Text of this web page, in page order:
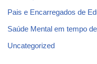
Pais e Encarregados de
Saúde Mental em tempo
Uncategorized